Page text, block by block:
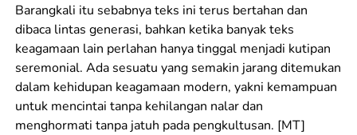
Barangkali itu sebabnya teks ini terus bertahan dan
dibaca lintas generasi, bahkan ketika banyak teks
keagamaan lain perlahan hanya tinggal menjadi kutipan
seremonial. Ada sesuatu yang semakin jarang ditemukan
dalam kehidupan keagamaan modern, yakni kemampuan
untuk mencintai tanpa kehilangan nalar dan
menghormati tanpa jatuh pada pengkultusan. [MT]